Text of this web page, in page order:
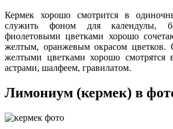
Кермек хорошо смотрится в
служить фоном для календулы,
фиолетовыми цветками хорошо
желтым, оранжевым окрасом
желтыми цветками хорошо смотрятся
астрами, шалфеем, гравилатом.
Лимониум (кермек) в